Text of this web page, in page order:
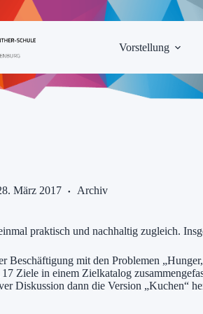
Vorstellung
März 2017 Archiv
praktisch und nachhaltig zugleich.
Beschäftigung mit den Problemen
Ziele in einem Zielkatalog
Diskussion dann die Version „Kuchen“